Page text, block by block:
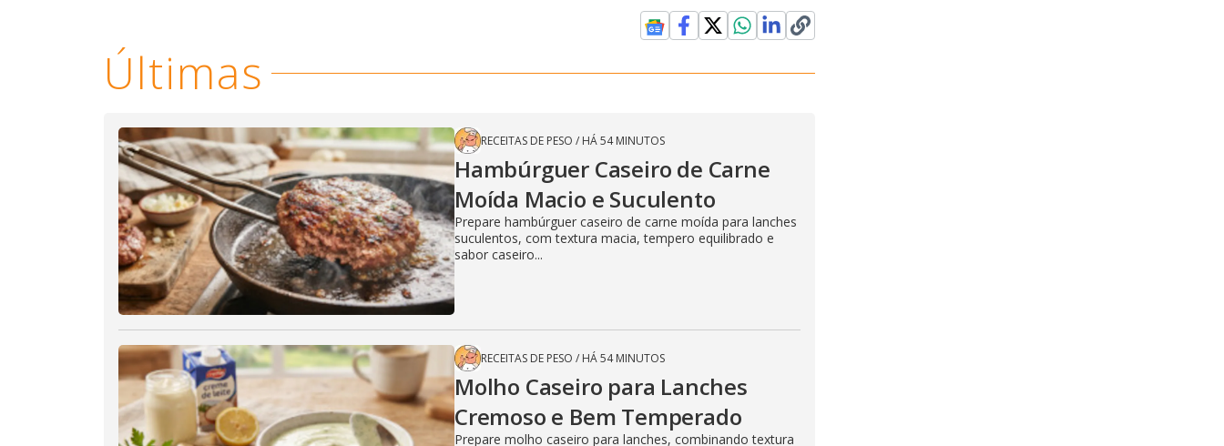
Últimas
RECEITAS DE PESO / HÁ 54 MINUTOS
Hambúrguer Caseiro de Carne
Moída Macio e Suculento
Prepare hambúrguer caseiro de carne moída para lanches
suculentos, com textura macia, tempero equilibrado e
sabor caseiro...
RECEITAS DE PESO / HÁ 54 MINUTOS
Molho Caseiro para Lanches
Cremoso e Bem Temperado
Prepare molho caseiro para lanches, combinando textura